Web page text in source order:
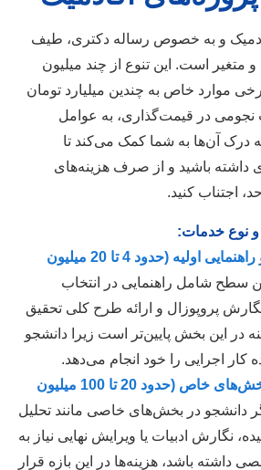
و به خصوص رساله دکتری، طیف
متغیر است. این تنوع از چند میلیون
موارد خاص به چندین میلیارد تومان
نجومی در قیمت‌گذاری، به عوامل
درک آن‌ها به شما کمک می‌کند تا
داشته باشید و از صرف هزینه‌های
اجتناب کنید.
نوع خدمات:
مشاوره و راهنمایی اولیه (حدود 4 تا 20 میلیون
سطح شامل راهنمایی در انتخاب
پروپوزال و ارائه طرح کلی تحقیق
در این بخش پایین‌تر است زیرا دانشجو
اجرایی را خود انجام می‌دهد.
کمک در بخش‌های خاص (حدود 20 تا 100 میلیون
دانشجو در بخش‌های خاصی مانند تحلیل
نگارش ادبیات یا ویرایش نهایی نیاز به
داشته باشد، هزینه‌ها در این بازه قرار